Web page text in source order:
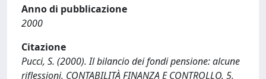
Anno di pubblicazione
2000
Citazione
Pucci, S. (2000). Il bilancio dei fondi pensione: alcune
riflessioni. CONTABILITÀ FINANZA E CONTROLLO, 5.